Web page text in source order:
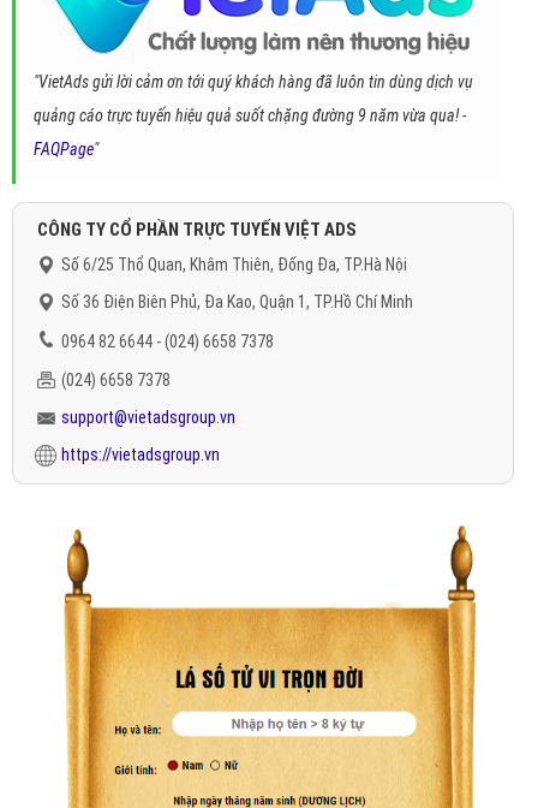
"VietAds gửi lời cảm ơn tới quý khách hàng đã luôn tin dùng dịch vụ
quảng cáo trực tuyến hiệu quả suốt chặng đường 9 năm vừa qua! -
FAQPage"
CÔNG TY CỔ PHẦN TRỰC TUYẾN VIỆT ADS
Số 6/25 Thổ Quan, Khâm Thiên, Đống Đa, TP.Hà Nội
Số 36 Điện Biên Phủ, Đa Kao, Quận 1, TP.Hồ Chí Minh
0964 82 6644 - (024) 6658 7378
(024) 6658 7378
support@vietadsgroup.vn
https://vietadsgroup.vn